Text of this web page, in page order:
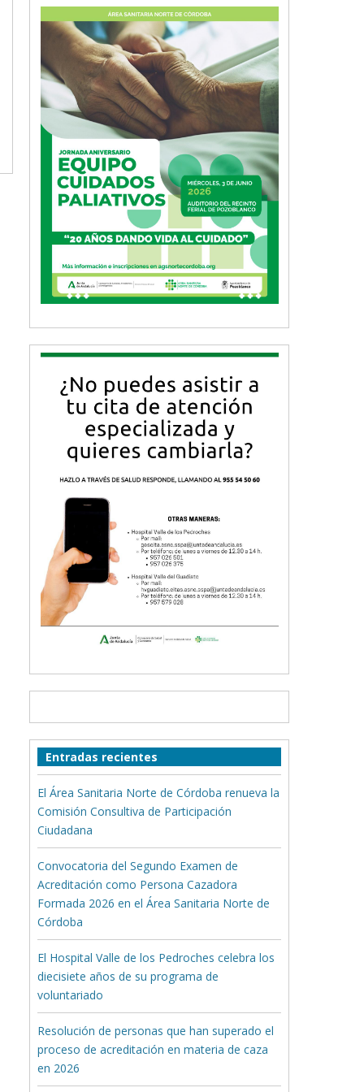
Entradas recientes
El Área Sanitaria Norte de Córdoba renueva la
Comisión Consultiva de Participación
Ciudadana
Convocatoria del Segundo Examen de
Acreditación como Persona Cazadora
Formada 2026 en el Área Sanitaria Norte de
Córdoba
El Hospital Valle de los Pedroches celebra los
diecisiete años de su programa de
voluntariado
Resolución de personas que han superado el
proceso de acreditación en materia de caza
en 2026